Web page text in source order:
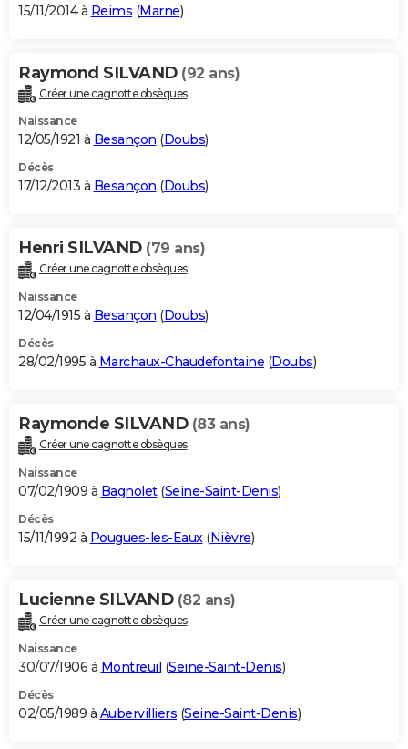
15/11/2014 à Reims (Marne)
Raymond SILVAND (92 ans)
Créer une cagnotte obsèques
Naissance
12/05/1921 à Besançon (Doubs)
Décès
17/12/2013 à Besançon (Doubs)
Henri SILVAND (79 ans)
Créer une cagnotte obsèques
Naissance
12/04/1915 à Besançon (Doubs)
Décès
28/02/1995 à Marchaux-Chaudefontaine (Doubs)
Raymonde SILVAND (83 ans)
Créer une cagnotte obsèques
Naissance
07/02/1909 à Bagnolet(Seine-Saint-Denis)
Décès
15/11/1992 à Pougues-les-Eaux(Nièvre)
Lucienne SILVAND (82 ans)
Créer une cagnotte obsèques
Naissance
30/07/1906 à Montreuil (Seine-Saint-Denis)
Décès
02/05/1989 à Aubervilliers (Seine-Saint-Denis)